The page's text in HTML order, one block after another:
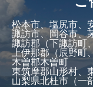
松本市、塩尻市、
諏訪市、岡谷市、
諏訪郡（下諏訪町
上伊那郡（辰野町
木曽郡木曽町
東筑摩郡山形村、
山梨県北杜市（一